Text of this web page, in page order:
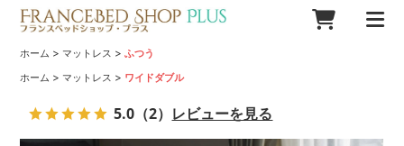
ホーム > マットレス >ふつう
ホーム > マットレス > ワイドダブル
5.0 （2） レビューを見る